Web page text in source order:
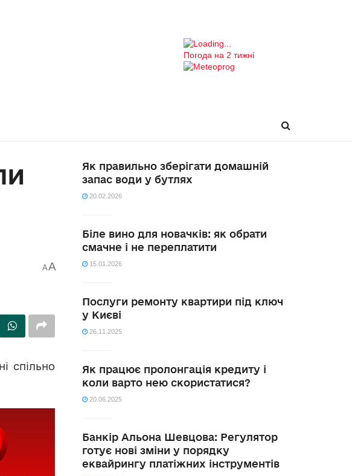
Погода на 2 тижні
AA
спільно
Як правильно зберігати домашній
запас води у бутлях
20.02.2026
Біле вино для новачків: як обрати
смачне і не переплатити
15.01.2026
Послуги ремонту квартири під ключ
у Києві
26.11.2025
Як працює пролонгація кредиту і
коли варто нею скористатися?
20.06.2025
Банкір Альона Шевцова: Регулятор
готує нові зміни у порядку
еквайрингу платіжних інструментів